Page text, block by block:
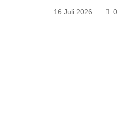
16 Juli 2026 0